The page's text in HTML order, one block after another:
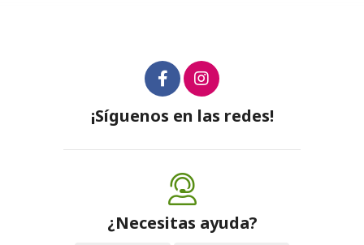
¡Síguenos en las redes!
¿Necesitas ayuda?